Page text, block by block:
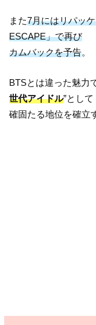
また7月にはリパッ
ESCAPE」で再び
カムバックを予告。
BTSとは違った魅力
世代アイドル”として
確固たる地位を確立